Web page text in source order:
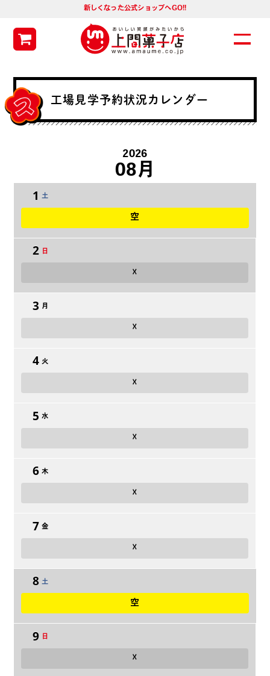
新しくなった公式ショップへGO!!
工場見学予約状況カレンダー
2026
08月
1 土
空
2 日
☓
3 月
☓
4 火
☓
5 水
☓
6 木
☓
7 金
☓
8 土
空
9 日
☓